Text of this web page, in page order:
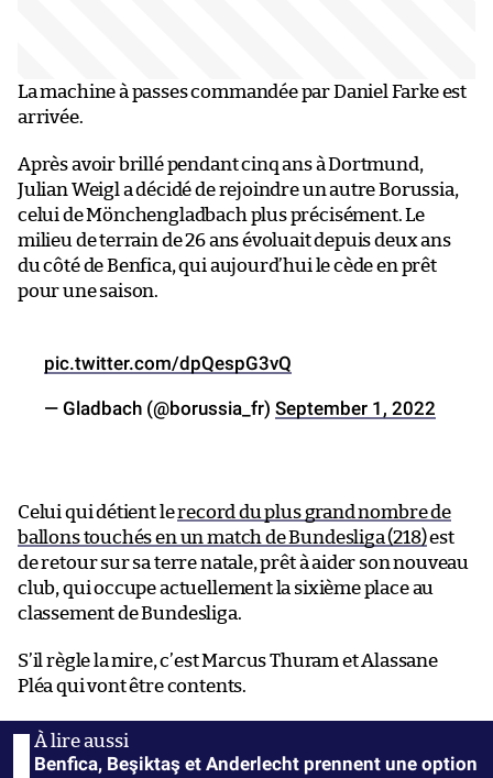
La machine à passes commandée par Daniel Farke est
arrivée.
Après avoir brillé pendant cinq ans à Dortmund,
Julian Weigl a décidé de rejoindre un autre Borussia,
celui de Mönchengladbach plus précisément. Le
milieu de terrain de 26 ans évoluait depuis deux ans
du côté de Benfica, qui aujourd’hui le cède en prêt
pour une saison.
pic.twitter.com/dpQespG3vQ
— Gladbach (@borussia_fr) September 1, 2022
Celui qui détient lerecord du plus grand nombre de
ballons touchés en un match de Bundesliga (218)est
de retour sur sa terre natale, prêt à aider son nouveau
club, qui occupe actuellement la sixième place au
classement de Bundesliga.
S’il règle la mire, c’est Marcus Thuram et Alassane
Pléa qui vont être contents.
Benfica, Beşiktaş et Anderlecht prennent une option